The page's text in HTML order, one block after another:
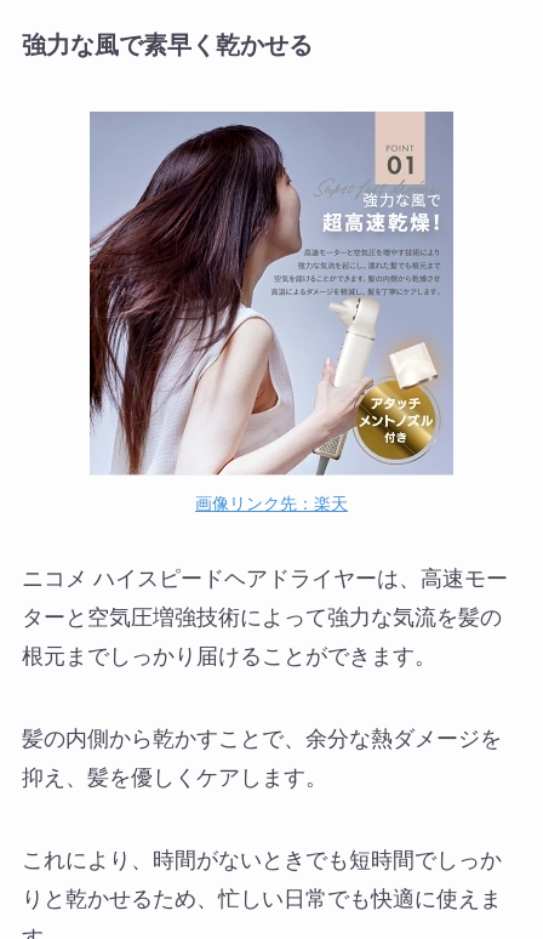
強力な風で素早く乾かせる
画像リンク先：楽天
ニコメ ハイスピードヘアドライヤーは、高速モー
ターと空気圧増強技術によって強力な気流を髪の
根元までしっかり届けることができます。
髪の内側から乾かすことで、余分な熱ダメージを
抑え、髪を優しくケアします。
これにより、時間がないときでも短時間でしっか
りと乾かせるため、忙しい日常でも快適に使えま